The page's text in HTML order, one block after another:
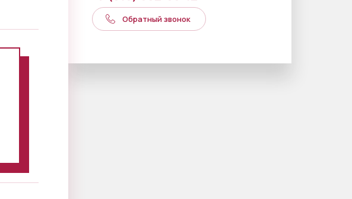
Обратный звонок